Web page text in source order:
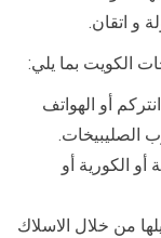
و اتقان.
الكويت بما يلي:
أو الهواتف
الصليبيخات.
أو الكورية أو
من خلال الاسلاك